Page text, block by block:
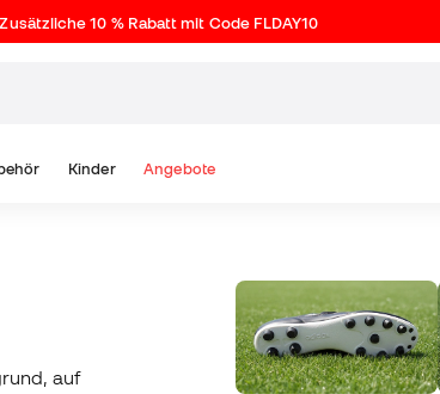
Zusätzliche 10 % Rabatt mit Code FLDAY10
Kinder Angebote
auf